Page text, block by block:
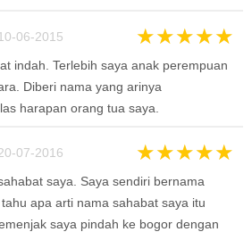
06-2015 ★★★★★
indah. Terlebih saya anak perempuan
Diberi nama yang arinya
harapan orang tua saya.
07-2016 ★★★★★
saya. Saya sendiri bernama
apa arti nama sahabat saya itu
saya pindah ke bogor dengan